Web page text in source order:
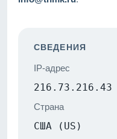
СВЕДЕНИЯ
IP-адрес
216.73.216.43
Страна
США (US)